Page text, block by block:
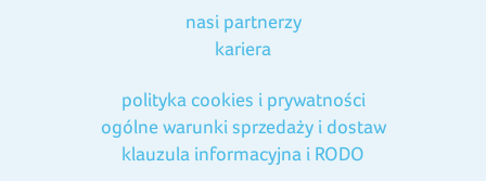
nasi partnerzy
kariera
polityka cookies i prywatności
ogólne warunki sprzedaży i dostaw
klauzula informacyjna i RODO